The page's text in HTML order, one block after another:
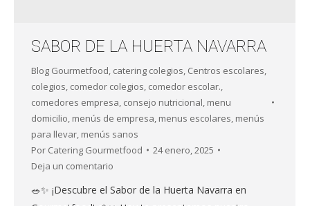
SABOR DE LA HUERTA NAVARRA
Blog Gourmetfood catering colegios Centros escolares
colegios comedor colegios comedor escolar.
comedores empresa consejo nutricional menu
domicilio menús de empresa menus escolares menús
para llevar menús sanos
Por Catering Gourmetfood
24 enero, 2025
Deja un comentario
🥗✨ ¡Descubre el Sabor de la Huerta Navarra en